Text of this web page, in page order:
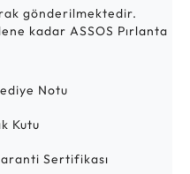
gönderilmektedir.
kadar ASSOS Pırlanta
Notu
Kutu
Sertifikası